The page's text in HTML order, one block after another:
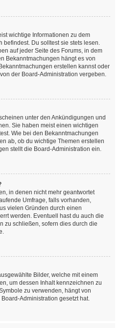
wichtige Informationen zu dem
befindest. Du solltest sie stets lesen.
auf jeder Seite des Forums, in dem
Bekanntmachungen hängt es von
erstellen kannst oder
der Board-Administration vergeben.
unter den Ankündigungen und
Sie haben meist einen wichtigen
Wie bei den Bekanntmachungen
ab, ob du wichtige Themen erstellen
stellt die Board-Administration ein.
in denen nicht mehr geantwortet
Umfrage, falls vorhanden,
vielen Gründen durch einen
werden. Eventuell hast du auch die
zu schließen, sofern dies durch die
Bilder, welche mit einem
um dessen Inhalt kennzeichnen zu
zu verwenden, hängt von
Administration gesetzt hat.